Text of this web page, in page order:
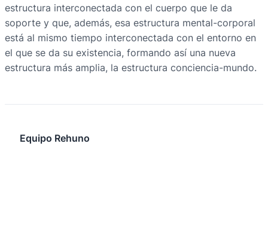
estructura interconectada con el cuerpo que le da
soporte y que, además, esa estructura mental-corporal
está al mismo tiempo interconectada con el entorno en
el que se da su existencia, formando así una nueva
estructura más amplia, la estructura conciencia-mundo.
Equipo Rehuno